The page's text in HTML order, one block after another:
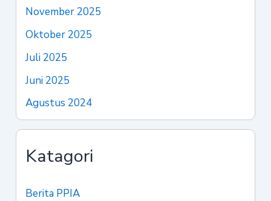
November 2025
Oktober 2025
Juli 2025
Juni 2025
Agustus 2024
Katagori
Berita PPIA